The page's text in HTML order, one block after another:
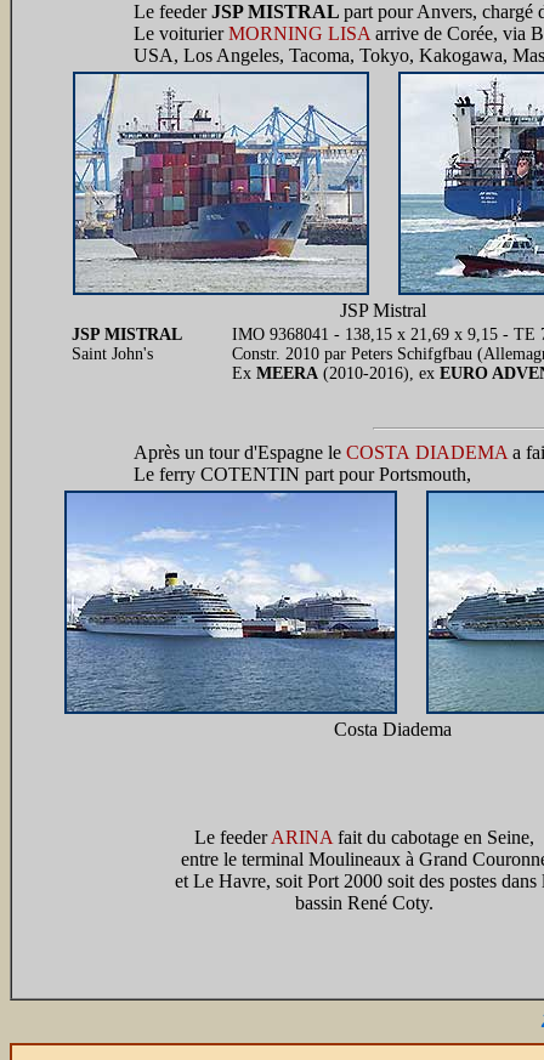
Le feederJSP MISTRAL part pour Anvers, chargé
Le voiturierMORNING LISA arrive de Corée, via
USA, Los Angeles, Tacoma, Tokyo, Kakogawa,
JSP Mistral
JSP MISTRAL
Saint John's
IMO 9368041 - 138,15 x 21,69 x 9,15 - TE
Constr. 2010 par Peters Schifgfbau
Ex MEERA (2010-2016), ex EURO
Après un tour d'Espagne le COSTA DIADEMA a
Le ferry COTENTIN part pour Portsmouth,
Costa Diadema
Le feederARINA fait du cabotage en Seine,
entre le terminal Moulineaux à Grand
et Le Havre, soit Port 2000 soit des postes dans
bassin René Coty.